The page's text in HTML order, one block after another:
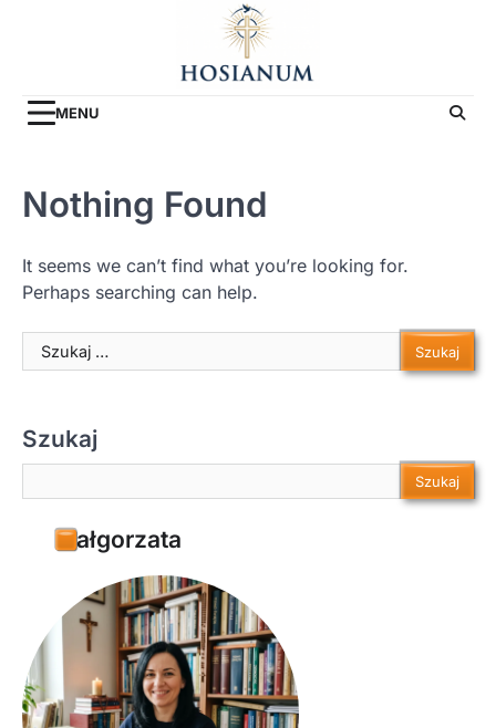
MENU
Nothing Found
It seems we can’t find what you’re looking for.
Perhaps searching can help.
Szukaj:
Szukaj
Szukaj
Małgorzata